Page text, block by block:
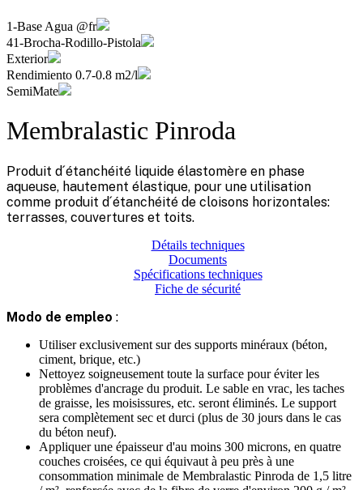
1-Base Agua @fr
41-Brocha-Rodillo-Pistola
Exterior
Rendimiento 0.7-0.8 m2/l
SemiMate
Membralastic Pinroda
Produit d´étanchéité liquide élastomère en phase
aqueuse, hautement élastique, pour une utilisation
comme produit d´étanchéité de cloisons horizontales:
terrasses, couvertures et toits.
Détails techniques
Documents
Spécifications techniques
Fiche de sécurité
Modo de empleo :
Utiliser exclusivement sur des supports minéraux (béton,
ciment, brique, etc.)
Nettoyez soigneusement toute la surface pour éviter les
problèmes d'ancrage du produit. Le sable en vrac, les taches
de graisse, les moisissures, etc. seront éliminés. Le support
sera complètement sec et durci (plus de 30 jours dans le cas
du béton neuf).
Appliquer une épaisseur d'au moins 300 microns, en quatre
couches croisées, ce qui équivaut à peu près à une
consommation minimale de Membralastic Pinroda de 1,5 litre